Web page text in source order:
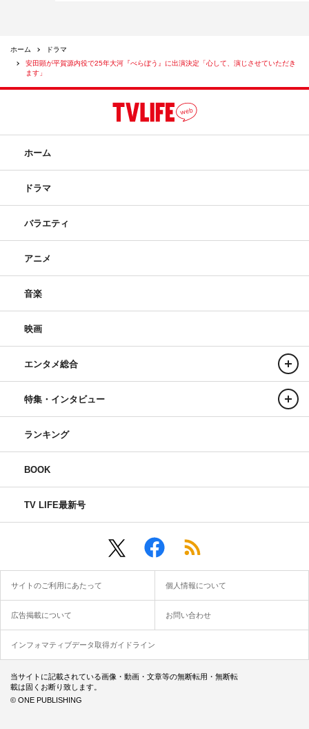
ホーム
ドラマ
安田顕が平賀源内役で25年大河『べらぼう』に出演決定「心して、演じさせていただき
ます」
ホーム
ドラマ
バラエティ
アニメ
音楽
映画
エンタメ総合
特集・インタビュー
ランキング
BOOK
TV LIFE最新号
サイトのご利用にあたって 個人情報について
広告掲載について お問い合わせ
インフォマティブデータ取得ガイドライン
当サイトに記載されている画像・動画・文章等の無断転用・無断転
載は固くお断り致します。
© ONE PUBLISHING